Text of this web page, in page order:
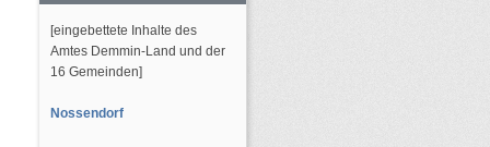
[eingebettete Inhalte des
Amtes Demmin-Land und der
16 Gemeinden]
Nossendorf